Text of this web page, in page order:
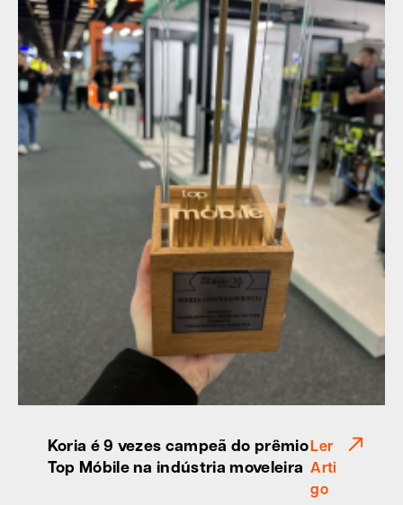
Koria é 9 vezes campeã do prêmio
Top Móbile na indústria moveleira
Ler
Arti
go